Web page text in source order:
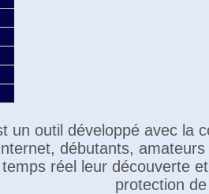
un outil développé avec la
débutants,
réel leur découverte
protection